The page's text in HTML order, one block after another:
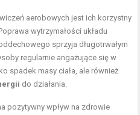
aerobowych jest ich korzystny
wytrzymałości układu
sprzyja długotrwałym
regularnie angażujące się w
spadek masy ciała, ale również
do działania.
pozytywny wpływ na zdrowie